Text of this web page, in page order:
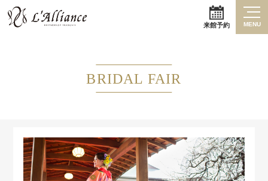
来館予約 MENU
BRIDAL FAIR